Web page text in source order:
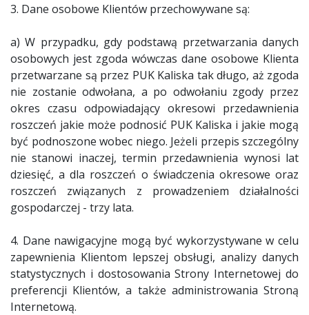
3. Dane osobowe Klientów przechowywane są:
a) W przypadku, gdy podstawą przetwarzania danych
osobowych jest zgoda wówczas dane osobowe Klienta
przetwarzane są przez PUK Kaliska tak długo, aż zgoda
nie zostanie odwołana, a po odwołaniu zgody przez
okres czasu odpowiadający okresowi przedawnienia
roszczeń jakie może podnosić PUK Kaliska i jakie mogą
być podnoszone wobec niego. Jeżeli przepis szczególny
nie stanowi inaczej, termin przedawnienia wynosi lat
dziesięć, a dla roszczeń o świadczenia okresowe oraz
roszczeń związanych z prowadzeniem działalności
gospodarczej - trzy lata.
4. Dane nawigacyjne mogą być wykorzystywane w celu
zapewnienia Klientom lepszej obsługi, analizy danych
statystycznych i dostosowania Strony Internetowej do
preferencji Klientów, a także administrowania Stroną
Internetową.